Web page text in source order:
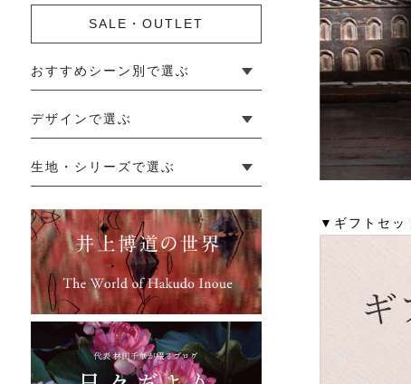
▼ギフトセッ
SALE・OUTLET
おすすめシーン別で選ぶ
└ 新生活
└ 和装
└ 旅行
└ 快眠
└ お祝い
デザインで選ぶ
└ ゆったりデザイン
└ 小柄さんにおすすめデザイン
└ 袖付きデザイン
└ メンズ・ユニセックスデザイン
└ 暮らしの黒色特集
生地・シリーズで選ぶ
└ 手紬手織り麻
└ 先染め麻
└ からみ織
└ グレーズリネン
└ 綿麻帆布
└ リネンツイード
└ リネンハンプ
└ ざっくり麻
└ オーガニックの蚊帳
└ かやキノミシリーズ
└ ふちどりシリーズ
└ 花紋シリーズ
└ 小紋シリーズ
└ 華わびシリーズ
└ 波ステッチシリーズ
└ あゆみ鹿シリーズ
└ 森の鹿シリーズ
└ まほろばシリーズ
└ 刺し子渦シリーズ
└ 革の水玉シリーズ
└ 新ビオシリーズ